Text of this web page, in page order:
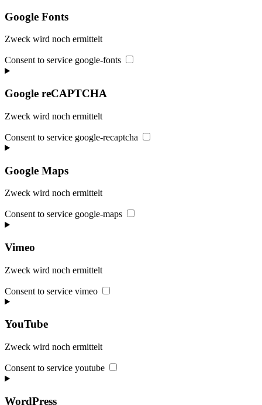
Google Fonts
Zweck wird noch ermittelt
Consent to service google-fonts
Google reCAPTCHA
Zweck wird noch ermittelt
Consent to service google-recaptcha
Google Maps
Zweck wird noch ermittelt
Consent to service google-maps
Vimeo
Zweck wird noch ermittelt
Consent to service vimeo
YouTube
Zweck wird noch ermittelt
Consent to service youtube
WordPress